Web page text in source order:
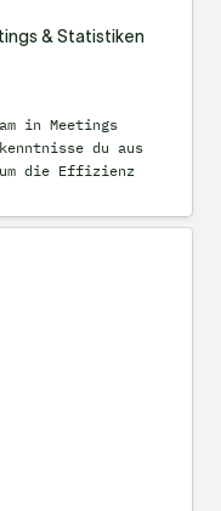
& Statistiken
in Meetings
du aus
die Effizienz